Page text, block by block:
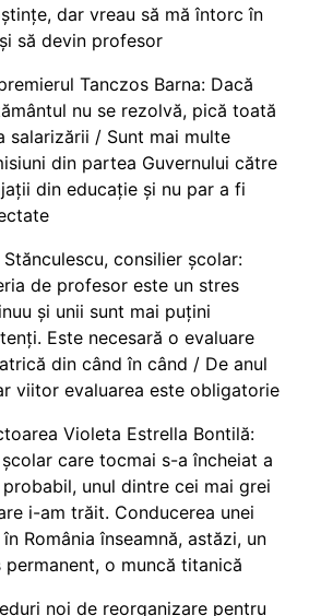
dar vreau să mă întorc în
să devin profesor
Tanczos Barna: Dacă
nu se rezolvă, pică toată
salarizării / Sunt mai multe
din partea Guvernului către
din educație și nu par a fi
Stănculescu, consilier școlar:
de profesor este un stres
și unii sunt mai puțini
Este necesară o evaluare
din când în când / De anul
viitor evaluarea este obligatorie
Violeta Estrella Bontilă:
care tocmai s-a încheiat a
unul dintre cei mai grei
i-am trăit. Conducerea unei
România înseamnă, astăzi, un
permanent, o muncă titanică
noi de reorganizare pentru